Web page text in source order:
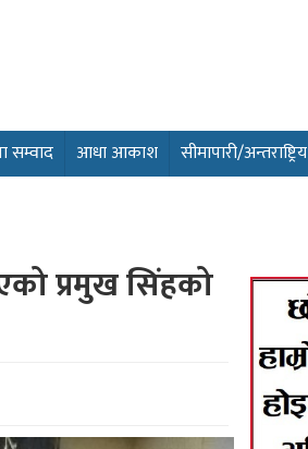
सम्वाद आधा आकाश सीमापारी/अन्तराष्ट्रिय
प्रमुख सिंहको